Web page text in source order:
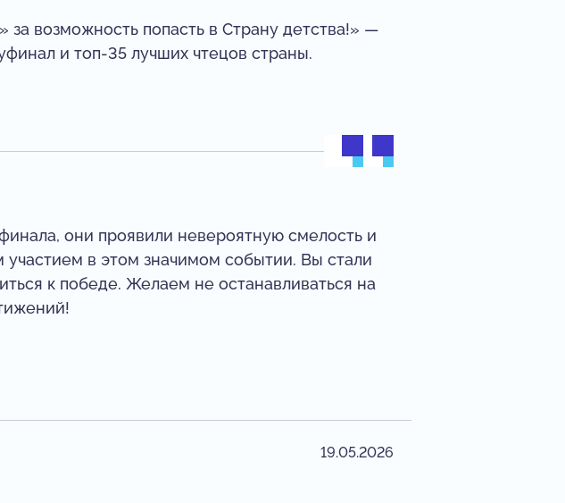
возможность попасть в Страну детства!» —
и топ-35 лучших чтецов страны.
они проявили невероятную смелость и
в этом значимом событии. Вы стали
к победе. Желаем не останавливаться на
19.05.2026